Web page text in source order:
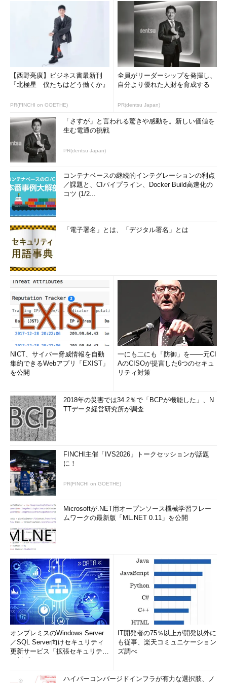
【西野亮廣】ビジネス書最新刊
『北極星 僕たちはどう働くか』
PR(FINCHI on GOETHE)
全員がリーダーシップを発揮し、
自分より優れた人財を育成する
PR(dentsu Japan)
「さすが」と言われる驚きや感動を。新しい価値を
生む電通の挑戦
PR(dentsu Japan)
コンテナベースの継続的インテグレーションの利点
／課題と、CIパイプライン、Docker Build高速化の
コツ (1/2...
「電子署名」とは、「デジタル署名」とは
NICT、サイバー脅威情報を自動
集約できるWebアプリ「EXIST」
を公開
一にも二にも「防御」を――元CI
AのCISOが提言した6つのセキュ
リティ対策
2018年の災害では34.2％で「BCPが機能した」、N
TTデータ経営研究所が調査
FINCHI主催「IVS2026」トークセッションが話題
に！
PR(FINCHI on GOETHE)
Microsoftが.NET用オープンソース機械学習フレー
ムワークの最新版「ML.NET 0.11」を公開
オンプレミスのWindows Server
／SQL Server向けセキュリティ
更新サービス「拡張セキュリティ
IT開発者の75％以上が開発以外に
も従事、楽天コミュニケーション
ズ調べ
ハイパーコンバージドインフラが有力な選択肢、ノ